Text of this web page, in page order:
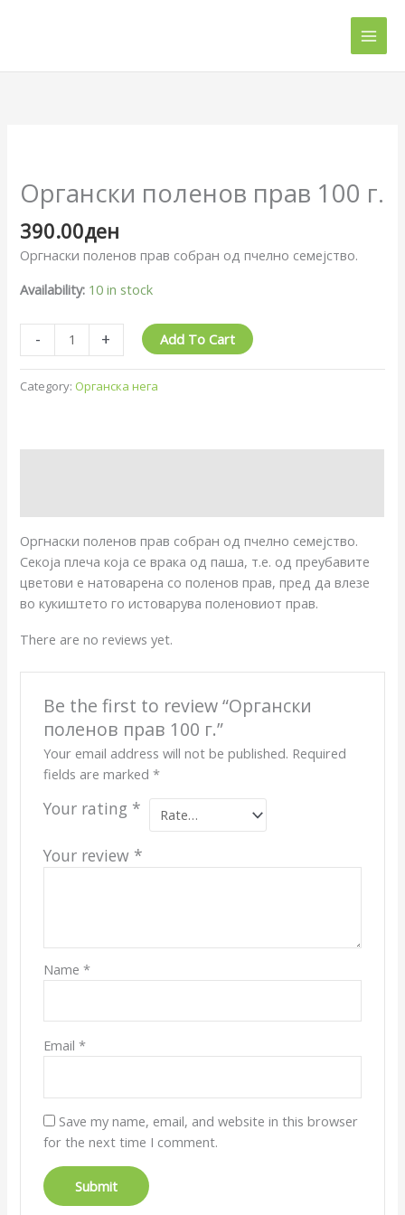
Органски поленов прав 100 г.
390.00ден
Оргнаски поленов прав собран од пчелно семејство.
Availability: 10 in stock
-
прав
100
г.
+ Add To Cart
Category: Органска нега
Оргнаски поленов прав собран од пчелно семејство.
Секоја плеча која се врака од паша, т.е. од преубавите
цветови е натоварена со поленов прав, пред да влезе
во кукиштето го истоварува поленовиот прав.
There are no reviews yet.
Be the first to review “Органски
поленов прав 100 г.”
Your email address will not be published. Required
fields are marked *
Your rating *
Your review *
Name *
Email *
Save my name, email, and website in this browser
for the next time I comment.